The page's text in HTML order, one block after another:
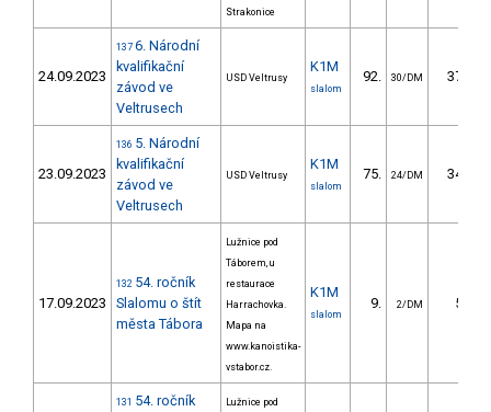
Strakonice
24.09.2023
137 6. Národní
kvalifikační
závod ve
Veltrusech
USD Veltrusy
K1M
slalom
92. 30/DM 37.21
23.09.2023
136 5. Národní
kvalifikační
závod ve
Veltrusech
USD Veltrusy
K1M
slalom
75. 24/DM 34.97
17.09.2023
132 54. ročník
Slalomu o štít
města Tábora
Lužnice pod
Táborem, u
restaurace
Harrachovka.
Mapa na
www.kanoistika-
vstabor.cz.
K1M
slalom
9. 2/DM 5.08
131 54. ročník
Lužnice pod